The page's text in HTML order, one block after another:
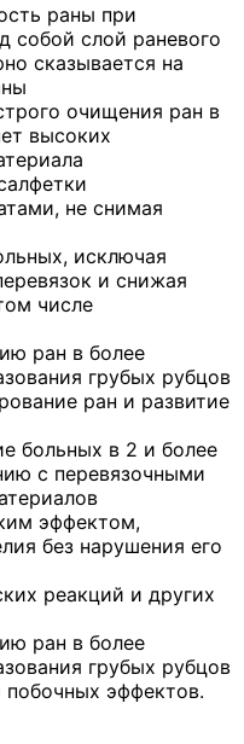
раны при
собой слой раневого
сказывается на
очищения ран в
высоких
не снимая
исключая
и снижая
числе
ран в более
грубых рубцов
ран и развитие
больных в 2 и более
с перевязочными
эффектом,
без нарушения его
реакций и других
ран в более
грубых рубцов
эффектов.